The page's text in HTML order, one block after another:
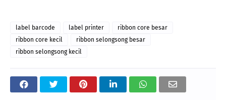
label barcode label printer
ribbon core besar
ribbon core kecil
ribbon selongsong besar
ribbon selongsong kecil